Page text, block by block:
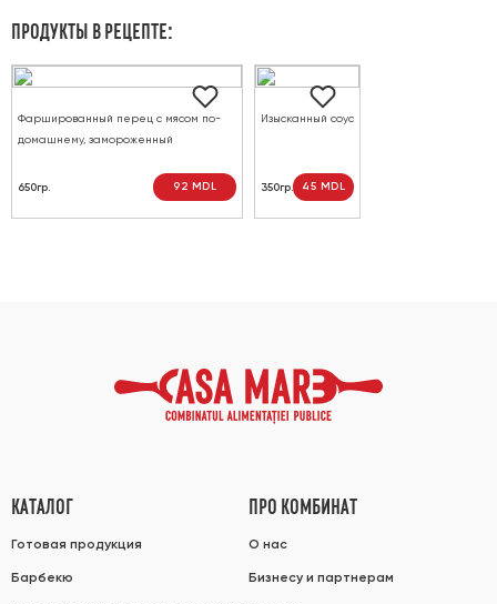
ПРОДУКТЫ В РЕЦЕПТЕ:
Фаршированный перец с мясом по-
домашнему, замороженный
650гр. 92 MDL
Изысканный соус
350гр. 45 MDL
КАТАЛОГ
Готовая продукция
Барбекю
ПРО КОМБИНАТ
О нас
Бизнесу и партнерам